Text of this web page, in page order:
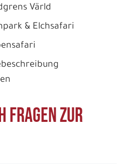
Värld
& Elchsafari
Fragen zur